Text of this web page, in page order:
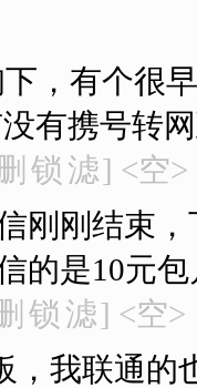
，有个很
有携号转
锁 滤] <空>
刚刚结束
的是10元
锁 滤] <空>
，我联通的